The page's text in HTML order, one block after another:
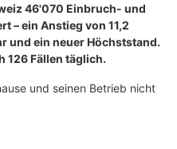
46'070 Einbruch- und
– ein Anstieg von 11,2
und ein neuer Höchststand.
126 Fällen täglich.
und seinen Betrieb nicht